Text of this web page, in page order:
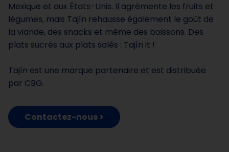
Mexique et aux États-Unis. Il agrémente les fruits et
légumes, mais Tajín rehausse également le goût de
la viande, des snacks et même des boissons. Des
plats sucrés aux plats salés : Tajín it !
Tajín est une marque partenaire et est distribuée
par CBG.
Contactez-nous >